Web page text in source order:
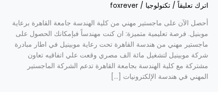
اترك تعليقاً / تكنولوجيا /
foxrever
أحصل الآن على ماجستير مهني من كلية الهندسة جامعة القاهرة برعاية
موبنيل. فرصة تعليمية متميزة: ان كنت مهندساً فبإمكانك الحصول على
ماجستير مهني من هندسة القاهرة تحت رعاية موبينيل في اطار مبادرة
شركة موبينيل لتشغيل مائة الف مصري وقعت علي اتفاقيه تعاون
مشتركة مع كلية الهندسة بجامعة القاهرة تدعم الشركة الماجستير
المهني في هندسة الإلكترونيات […]